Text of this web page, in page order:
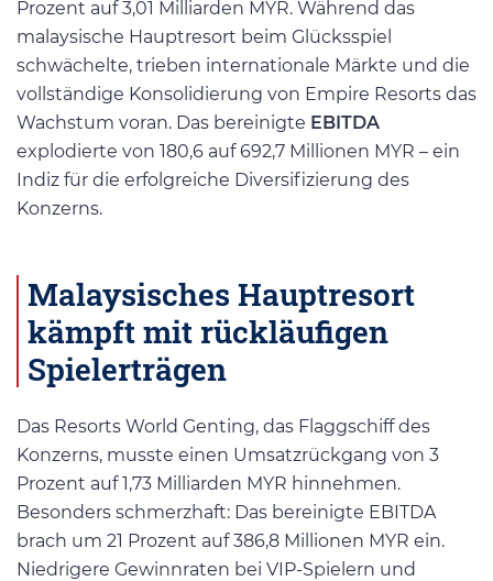
Prozent auf 3,01 Milliarden MYR. Während das
malaysische Hauptresort beim Glücksspiel
schwächelte, trieben internationale Märkte und die
vollständige Konsolidierung von Empire Resorts das
Wachstum voran. Das bereinigte EBITDA
explodierte von 180,6 auf 692,7 Millionen MYR – ein
Indiz für die erfolgreiche Diversifizierung des
Konzerns.
Malaysisches Hauptresort
kämpft mit rückläufigen
Spielerträgen
Das Resorts World Genting, das Flaggschiff des
Konzerns, musste einen Umsatzrückgang von 3
Prozent auf 1,73 Milliarden MYR hinnehmen.
Besonders schmerzhaft: Das bereinigte EBITDA
brach um 21 Prozent auf 386,8 Millionen MYR ein.
Niedrigere Gewinnraten bei VIP-Spielern und